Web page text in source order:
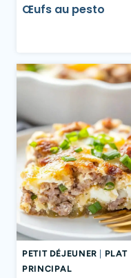
Œufs au pesto
PETIT DÉJEUNER
PLAT
PRINCIPAL